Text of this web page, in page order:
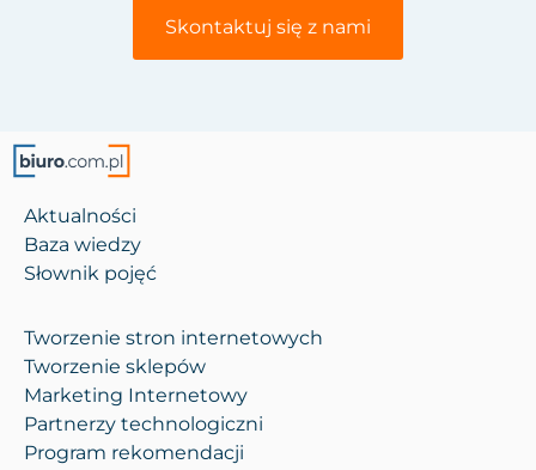
Skontaktuj się z nami
Aktualności
Baza wiedzy
Słownik pojęć
Tworzenie stron internetowych
Tworzenie sklepów
Marketing Internetowy
Partnerzy technologiczni
Program rekomendacji